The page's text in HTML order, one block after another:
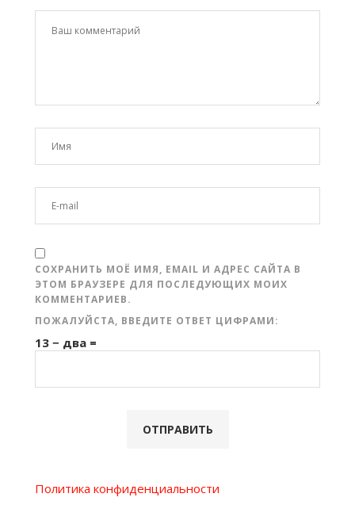
СОХРАНИТЬ МОЁ ИМЯ, EMAIL И АДРЕС САЙТА В
ЭТОМ БРАУЗЕРЕ ДЛЯ ПОСЛЕДУЮЩИХ МОИХ
КОММЕНТАРИЕВ.
ПОЖАЛУЙСТА, ВВЕДИТЕ ОТВЕТ ЦИФРАМИ:
13 − два =
Политика конфиденциальности